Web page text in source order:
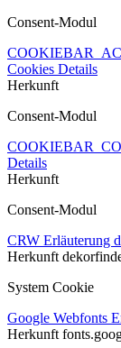
Consent-Modul
Cookies Details
Herkunft
Consent-Modul
Details
Herkunft
Consent-Modul
CRW Erläuterung
Herkunft
System Cookie
Google Webfonts
Herkunft